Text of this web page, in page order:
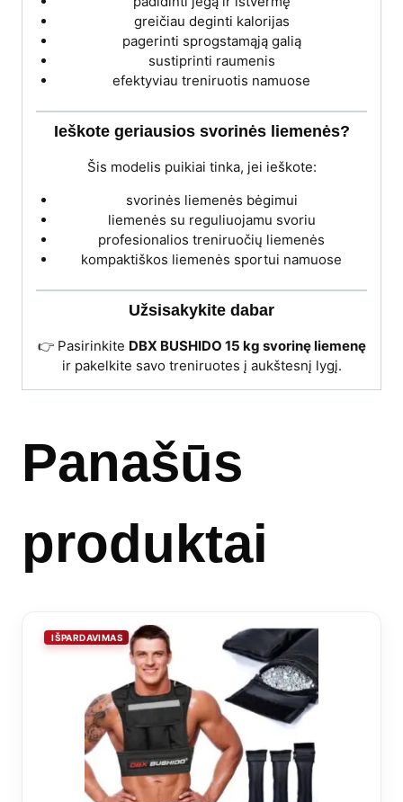
greičiau deginti kalorijas
pagerinti sprogstamąją galią
sustiprinti raumenis
efektyviau treniruotis namuose
Ieškote geriausios svorinės liemenės?
Šis modelis puikiai tinka, jei ieškote:
svorinės liemenės bėgimui
liemenės su reguliuojamu svoriu
profesionalios treniruočių liemenės
kompaktiškos liemenės sportui namuose
Užsisakykite dabar
👉 Pasirinkite DBX BUSHIDO 15 kg svorinę liemenę
ir pakelkite savo treniruotes į aukštesnį lygį.
Panašūs
produktai